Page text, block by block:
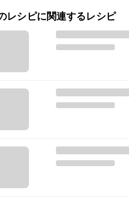
レシピに関連するレシピ